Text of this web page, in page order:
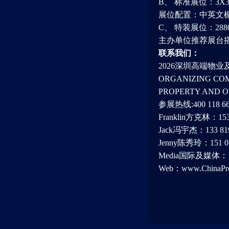
B、 标准展位：
展位配置：中英文
C、 特装展位：
主办单位推荐展台
联系我们：
2026深圳高端物业
ORGANIZING
PROPERTY AND
参展热线:400 118
Franklin方克林：
Jack冯宇杰：133
Jenny陈秀玲：151
Media国际及媒体
Web：